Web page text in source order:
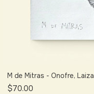
M de Mitras - Onofre, Laiza
$70.00